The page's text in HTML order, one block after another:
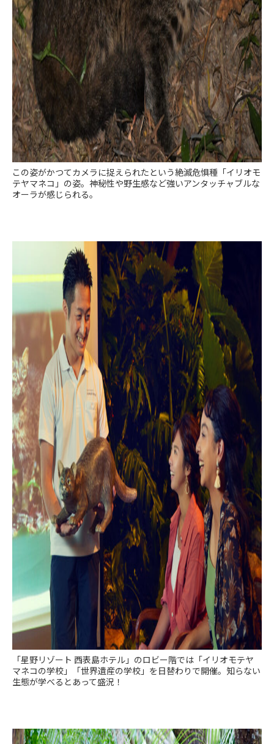
この姿がかつてカメラに捉えられたという絶滅危惧種「イリオモ
テヤマネコ」の姿。神秘性や野生感など強いアンタッチャブルな
オーラが感じられる。
「星野リゾート 西表島ホテル」のロビー階では「イリオモテヤ
マネコの学校」「世界遺産の学校」を日替わりで開催。知らない
生態が学べるとあって盛況！